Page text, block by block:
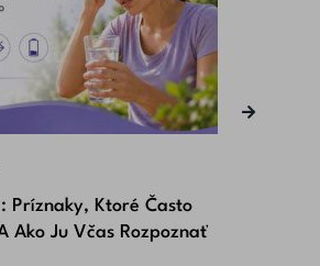
Príznaky, Ktoré Často
Ako Ju Včas Rozpoznať